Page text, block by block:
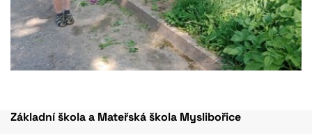
Základní škola a Mateřská škola Myslibořice